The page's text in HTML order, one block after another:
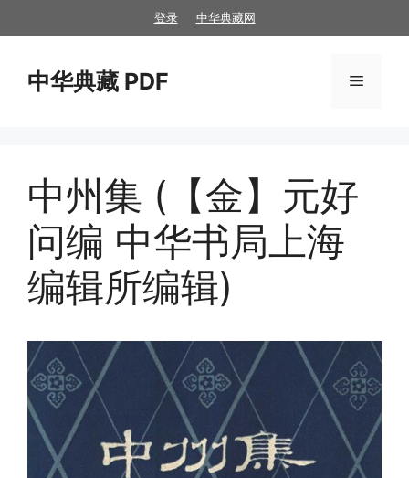
至
登录 中华典藏网
中华典藏 PDF 菜
中州集 (【金】元好
问编 中华书局上海
编辑所编辑)